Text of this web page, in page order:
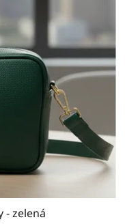
- zelená